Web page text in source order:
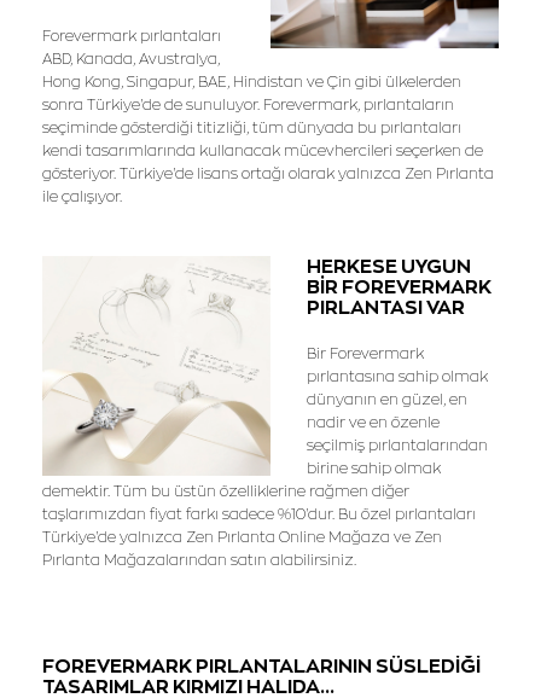
Forevermark pırlantaları
ABD, Kanada, Avustralya,
Hong Kong, Singapur, BAE, Hindistan ve Çin gibi ülkelerden
sonra Türkiye'de de sunuluyor. Forevermark, pırlantaların
seçiminde gösterdiği titizliği, tüm dünyada bu pırlantaları
kendi tasarımlarında kullanacak mücevhercileri seçerken de
gösteriyor. Türkiye'de lisans ortağı olarak yalnızca Zen Pırlanta
ile çalışıyor.
HERKESE UYGUN
BİR FOREVERMARK
PIRLANTASI VAR
Bir Forevermark
pırlantasına sahip olmak
dünyanın en güzel, en
nadir ve en özenle
seçilmiş pırlantalarından
birine sahip olmak
demektir. Tüm bu üstün özelliklerine rağmen diğer
taşlarımızdan fiyat farkı sadece %10'dur. Bu özel pırlantaları
Türkiye'de yalnızca Zen Pırlanta Online Mağaza ve Zen
Pırlanta Mağazalarından satın alabilirsiniz.
FOREVERMARK PIRLANTALARININ SÜSLEDİĞİ
TASARIMLAR KIRMIZI HALIDA...